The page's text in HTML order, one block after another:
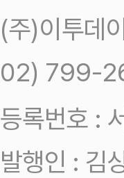
(주)이투데
02) 799-
등록번호 :
발행인 : 김